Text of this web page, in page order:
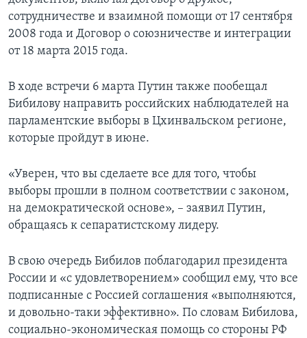
сотрудничестве и взаимной помощи от 17 сентября
2008 года и Договор о союзничестве и интеграции
от 18 марта 2015 года.
В ходе встречи 6 марта Путин также пообещал
Бибилову направить российских наблюдателей на
парламентские выборы в Цхинвальском регионе,
которые пройдут в июне.
«Уверен, что вы сделаете все для того, чтобы
выборы прошли в полном соответствии с законом,
на демократической основе», – заявил Путин,
обращаясь к сепаратистскому лидеру.
В свою очередь Бибилов поблагодарил президента
России и «с удовлетворением» сообщил ему, что все
подписанные с Россией соглашения «выполняются,
и довольно-таки эффективно». По словам Бибилова,
социально-экономическая помощь со стороны РФ